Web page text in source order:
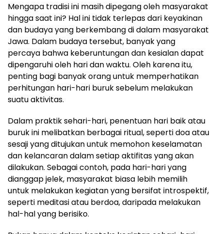
Mengapa tradisi ini masih dipegang oleh masyarakat
hingga saat ini? Hal ini tidak terlepas dari keyakinan
dan budaya yang berkembang di dalam masyarakat
Jawa. Dalam budaya tersebut, banyak yang
percaya bahwa keberuntungan dan kesialan dapat
dipengaruhi oleh hari dan waktu. Oleh karena itu,
penting bagi banyak orang untuk memperhatikan
perhitungan hari-hari buruk sebelum melakukan
suatu aktivitas.
Dalam praktik sehari-hari, penentuan hari baik atau
buruk ini melibatkan berbagai ritual, seperti doa atau
sesaji yang ditujukan untuk memohon keselamatan
dan kelancaran dalam setiap aktifitas yang akan
dilakukan. Sebagai contoh, pada hari-hari yang
dianggap jelek, masyarakat biasa lebih memilih
untuk melakukan kegiatan yang bersifat introspektif,
seperti meditasi atau berdoa, daripada melakukan
hal-hal yang berisiko.